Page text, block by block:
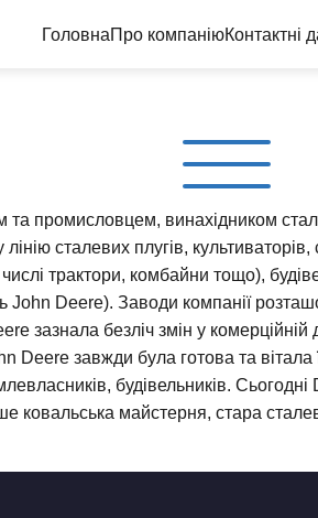
ГоловнаПро компаніюКонтактні
промисловцем, винахідником
сталевих плугів,
трактори, комбайни тощо),
Deere). Заводи компанії
безліч змін у комерційній
Deere завжди була готова та
будівельників.
ковальська майстерня, стара